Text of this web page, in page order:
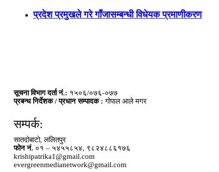
प्रदेश प्रमुखले गरे गाँजासम्बन्धी विधेयक प्रमाणीकरण
सूचना विभाग दर्ता नं.: १५०६/०७६-०७७
प्रबन्ध निर्देशक / प्रधान सम्पादक : गोपाल आले मगर
सम्पर्क:
सातदोबाटो, ललितपुर
फोन नं. ०१ – ५४५५८५४, ९८२४८८६१७६
krishipatrika1@gmail.com
evergreenmedianetwork@gmail.com